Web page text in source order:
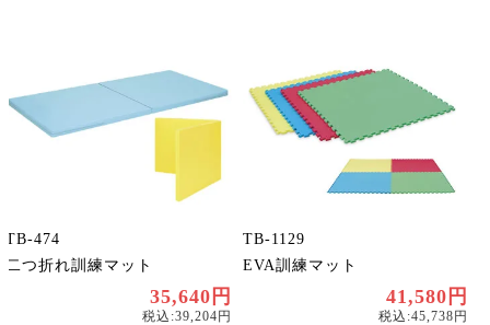
TB-474
二つ折れ訓練マット
35,640円
税込:39,204円
TB-1129
EVA訓練マット
41,580円
税込:45,738円